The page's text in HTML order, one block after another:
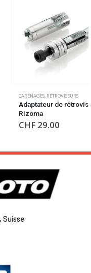
,RÉTROVISEURS
de rétroviseur
29.00
Suisse